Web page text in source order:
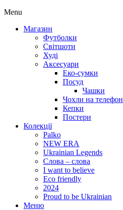
Menu
Магазин
Футболки
Світшоти
Худі
Аксесуари
Еко-сумки
Посуд
Чашки
Чохли на телефон
Кепки
Постери
Колекції
Palko
NEW ERA
Ukrainian Legends
Слова – слова
I want to believe
Eco friendly
2024
Proud to be Ukrainian
Меню